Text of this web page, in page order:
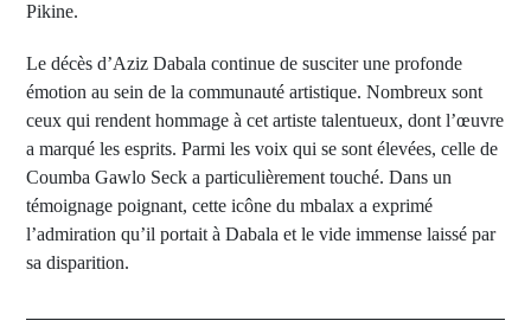
Pikine.
Le décès d’Aziz Dabala continue de susciter une profonde
émotion au sein de la communauté artistique. Nombreux sont
ceux qui rendent hommage à cet artiste talentueux, dont l’œuvre
a marqué les esprits. Parmi les voix qui se sont élevées, celle de
Coumba Gawlo Seck a particulièrement touché. Dans un
témoignage poignant, cette icône du mbalax a exprimé
l’admiration qu’il portait à Dabala et le vide immense laissé par
sa disparition.